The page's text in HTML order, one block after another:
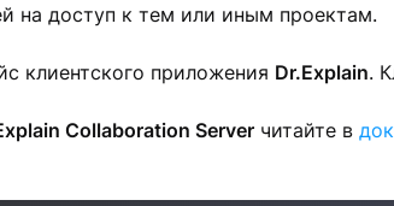
на доступ к тем или иным проектам.
клиентского приложения Dr.Explain.
Collaboration Server читайте в